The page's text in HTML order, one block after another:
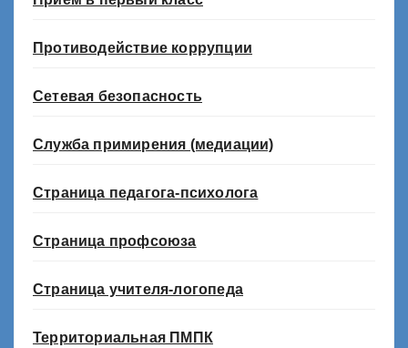
Противодействие коррупции
Сетевая безопасность
Служба примирения (медиации)
Страница педагога-психолога
Страница профсоюза
Страница учителя-логопеда
Территориальная ПМПК